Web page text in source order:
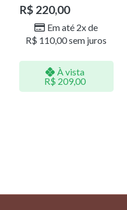
R$ 220,00
Em até 2x de
R$ 110,00sem juros
À vista
R$ 209,00